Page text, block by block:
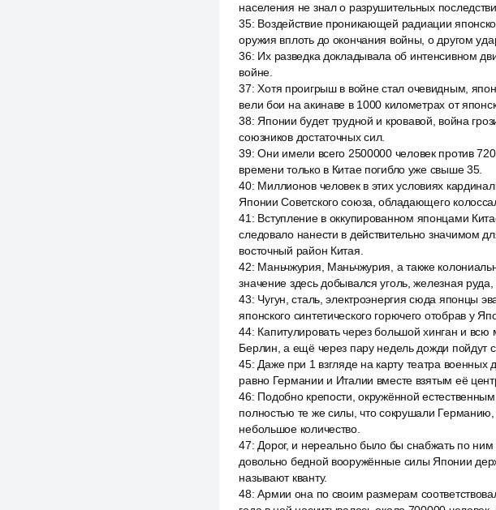
населения не знал о разрушительных
35: Воздействие проникающей радиации
оружия вплоть до окончания войны, о другом
36: Их разведка докладывала об интенсивном
войне.
37:Хотя проигрыш в войне стал очевидным,
вели бои на акинаве в 1000 километрах от
38: Японии будет трудной и кровавой, война
союзников достаточных сил.
39:Они имели всего 2500000 человек против
времени только в Китае погибло уже свыше 35.
40: Миллионов человек в этих условиях
Японии Советского союза, обладающего
41 : Вступление в оккупированном японцами
следовало нанести в действительно значимом
восточный район Китая.
42: Маньчжурия, Маньчжурия, а также
значение здесь добывался уголь, железная
43: Чугун, сталь, электроэнергия сюда японцы
японского синтетического горючего отобрав у
44: Капитулировать через большой хинган и
Берлин, а ещё через пару недель дожди пойдут
45: Даже при 1 взгляде на карту театра
равно Германии и Италии вместе взятым её
46: Подобно крепости, окружённой
полностью те же силы, что сокрушали
небольшое количество.
47: Дорог, и нереально было бы снабжать по
довольно бедной вооружённые силы Японии
называют кванту.
48:Армии она по своим размерам